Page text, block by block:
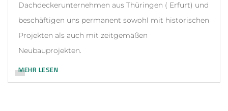
Dachdeckerunternehmen aus Thüringen ( Erfurt) und
beschäftigen uns permanent sowohl mit historischen
Projekten als auch mit zeitgemäßen
Neubauprojekten.
MEHR LESEN